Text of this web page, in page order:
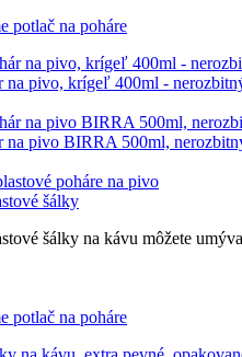
potlač na poháre
na pivo, krígeľ 400ml -
na pivo BIRRA 500ml,
šálky
šálky na kávu môžete
potlač na poháre